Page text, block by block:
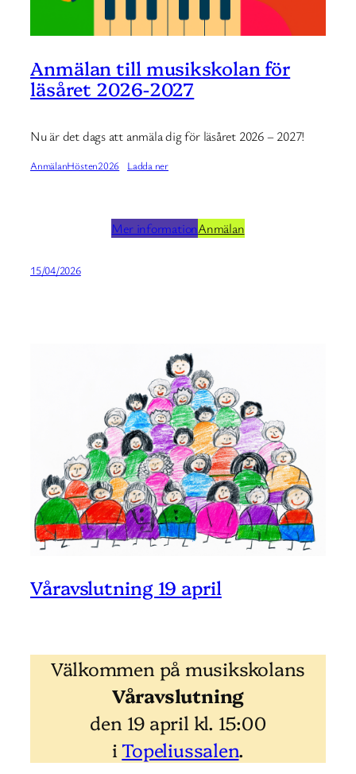
Anmälan till musikskolan för
läsåret 2026-2027
Nu är det dags att anmäla dig för läsåret 2026 – 2027!
AnmälanHösten2026 Ladda ner
Mer informationAnmälan
15/04/2026
Våravslutning 19 april
Välkommen på musikskolans
Våravslutning
den 19 april kl. 15:00
i Topeliussalen.